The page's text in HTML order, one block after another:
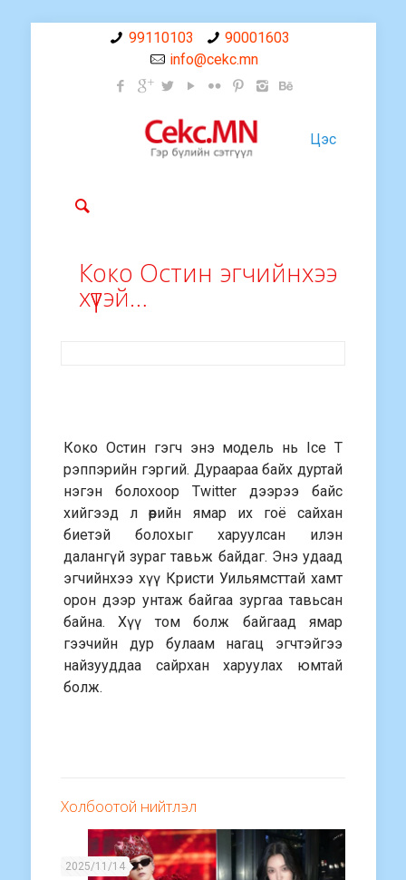
99110103
90001603
info@cekc.mn
Цэс
Коко Остин эгчийнхээ
хүүтэй…
Коко Остин гэгч энэ модель нь Ice T
рэппэрийн гэргий. Дураараа байх дуртай
нэгэн болохоор Twitter дээрээ байс
хийгээд л өөрийн ямар их гоё сайхан
биетэй болохыг харуулсан илэн
далангүй зураг тавьж байдаг. Энэ удаад
эгчийнхээ хүү Кристи Уильямсттай хамт
орон дээр унтаж байгаа зургаа тавьсан
байна. Хүү том болж байгаад ямар
гээчийн дур булаам нагац эгчтэйгээ
найзууддаа сайрхан харуулах юмтай
болж.
Холбоотой нийтлэл
2025/11/14